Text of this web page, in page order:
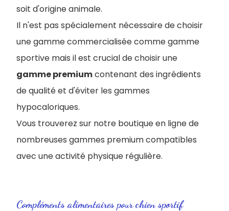
soit d'origine animale.
Il n'est pas spécialement nécessaire de choisir
une gamme commercialisée comme gamme
sportive mais il est crucial de choisir une
gamme premiumcontenant des ingrédients
de qualité et d'éviter les gammes
hypocaloriques.
Vous trouverez sur notre boutique en ligne de
nombreuses gammes premium compatibles
avec une activité physique régulière.
Compléments alimentaires pour chien sportif